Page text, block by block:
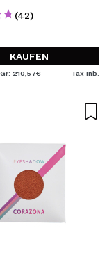
(42)
KAUFEN
210,57€ Tax Inb.